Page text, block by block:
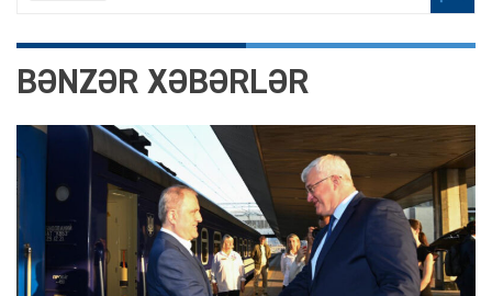
BƏNZƏR XƏBƏRLƏR